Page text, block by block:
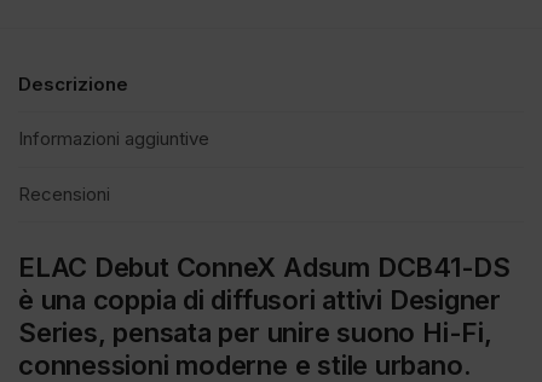
Descrizione
Informazioni aggiuntive
Recensioni
ELAC Debut ConneX Adsum DCB41-DS
è una coppia di diffusori attivi Designer
Series, pensata per unire suono Hi-Fi,
connessioni moderne e stile urbano.